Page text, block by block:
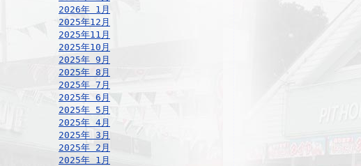
2026年 1月
2025年12月
2025年11月
2025年10月
2025年 9月
2025年 8月
2025年 7月
2025年 6月
2025年 5月
2025年 4月
2025年 3月
2025年 2月
2025年 1月